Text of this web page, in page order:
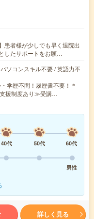
患者様が少しでも早く退院出
したサポートをお願…
ソコンスキル不要 / 英語力不
学歴不問！履歴書不要！＊
援制度あり≫受講…
40代 50代
60代
男性
詳しく見る